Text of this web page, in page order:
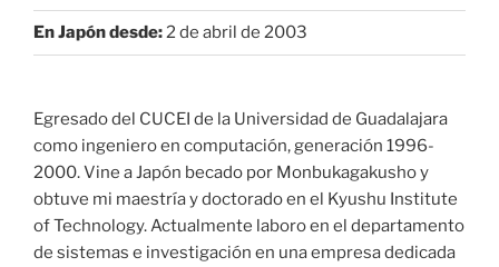
En Japón desde:2 de abril de 2003
Egresado del CUCEI de la Universidad de Guadalajara
como ingeniero en computación, generación 1996-
2000. Vine a Japón becado por Monbukagakusho y
obtuve mi maestría y doctorado en el Kyushu Institute
of Technology. Actualmente laboro en el departamento
de sistemas e investigación en una empresa dedicada